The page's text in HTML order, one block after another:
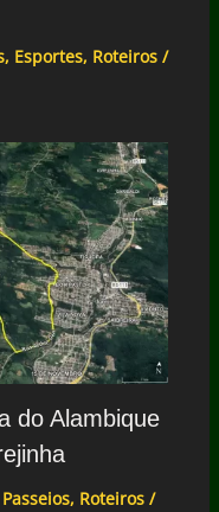
, Esportes, Roteiros/
do Alambique
Passeios, Roteiros/